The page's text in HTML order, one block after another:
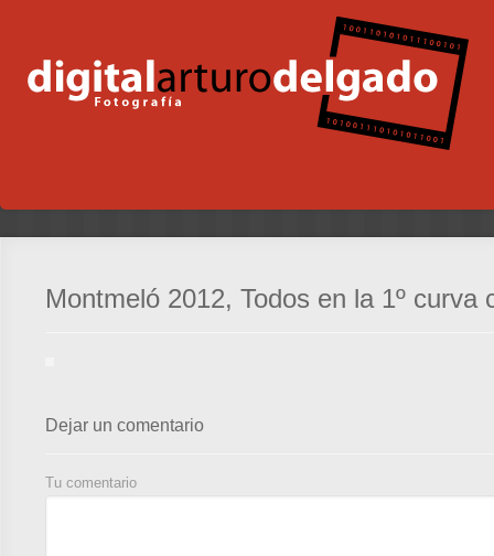
Montmeló 2012, Todos en la 1º curva
Dejar un comentario
Tu comentario